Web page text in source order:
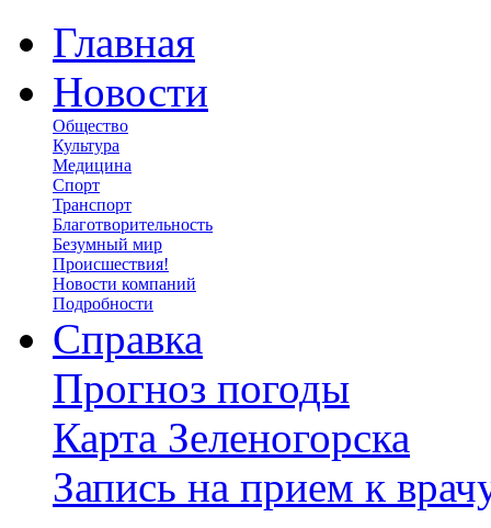
Главная
Новости
Общество
Культура
Медицина
Спорт
Транспорт
Благотворительность
Безумный мир
Происшествия!
Новости компаний
Подробности
Справка
Прогноз погоды
Карта Зеленогорска
Запись на прием к